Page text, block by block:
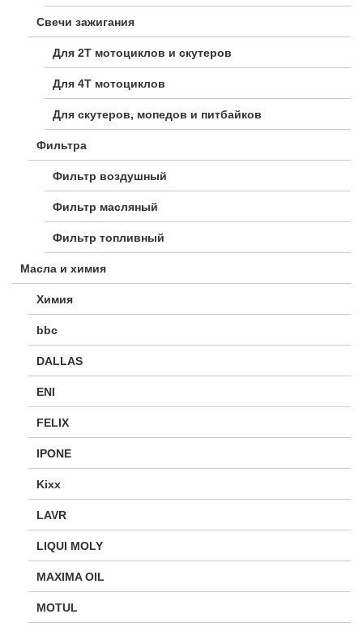
Свечи зажигания
Для 2Т мотоциклов и скутеров
Для 4Т мотоциклов
Для скутеров, мопедов и питбайков
Фильтра
Фильтр воздушный
Фильтр масляный
Фильтр топливный
Масла и химия
Химия
bbc
DALLAS
ENI
FELIX
IPONE
Kixx
LAVR
LIQUI MOLY
MAXIMA OIL
MOTUL